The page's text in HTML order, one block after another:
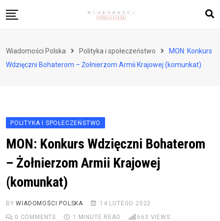
to
Zdrowie i styl życia
Wiadomości Polska Polityka i społeczeństwo
MON: Konkurs
Wdzięczni Bohaterom – Żołnierzom Armii Krajowej (komunkat)
POLITYKA I SPOŁECZEŃSTWO
MON: Konkurs Wdzięczni Bohaterom
– Żołnierzom Armii Krajowej
(komunkat)
BYWIADOMOŚCI POLSKA
14 LUTEGO 2022
0 COMMENTS 1 MINUTE READ 663 VIEWS